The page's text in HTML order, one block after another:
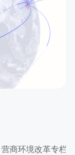
营商环境改革专栏